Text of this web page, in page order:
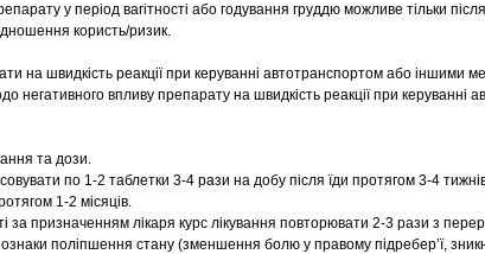
у період вагітності або годування груддю можливе тільки після
користь/ризик.
на швидкість реакції при керуванні автотранспортом або іншими
негативного впливу препарату на швидкість реакції при керуванні
та дози.
по 1-2 таблетки 3-4 рази на добу після їди протягом 3-4
1-2 місяців.
за призначенням лікаря курс лікування повторювати 2-3 рази з
поліпшення стану (зменшення болю у правому підребер’ї,